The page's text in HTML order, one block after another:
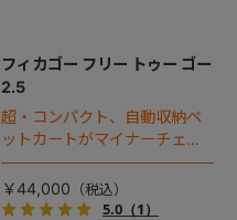
フィカゴー フリー トゥー ゴー
2.5
超・コンパクト、自動収納ペ
ットカートがマイナーチェン
ジ！
￥44,000
5.0（1）